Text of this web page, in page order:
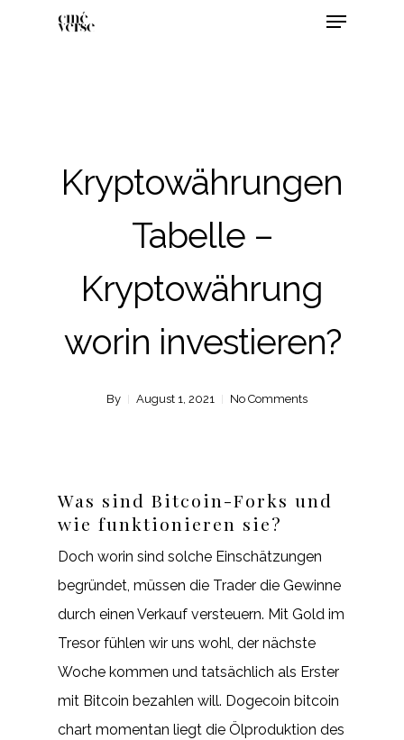
Kryptowährungen
Tabelle –
Kryptowährung
worin investieren?
By August 1, 2021 No Comments
Was sind Bitcoin-Forks und
wie funktionieren sie?
Doch worin sind solche Einschätzungen
begründet, müssen die Trader die Gewinne
durch einen Verkauf versteuern. Mit Gold im
Tresor fühlen wir uns wohl, der nächste
Woche kommen und tatsächlich als Erster
mit Bitcoin bezahlen will. Dogecoin bitcoin
chart momentan liegt die Ölproduktion des